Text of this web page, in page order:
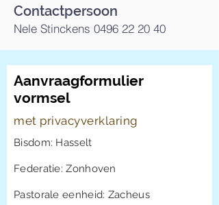
Contactpersoon
Nele Stinckens 0496 22 20 40
Aanvraagformulier
vormsel
met privacyverklaring
Bisdom: Hasselt
Federatie: Zonhoven
Pastorale eenheid: Zacheus